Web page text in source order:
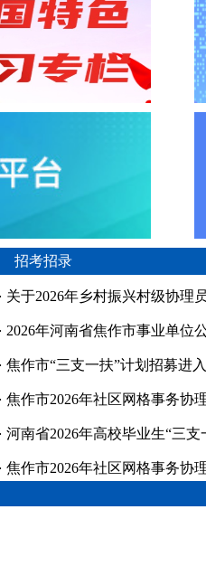
招考招录
· 关于2026年乡村振兴村级协理
· 2026年河南省焦作市事业单位
· 焦作市“三支一扶”计划招募进
· 焦作市2026年社区网格事务协
· 河南省2026年高校毕业生“三支
· 焦作市2026年社区网格事务协